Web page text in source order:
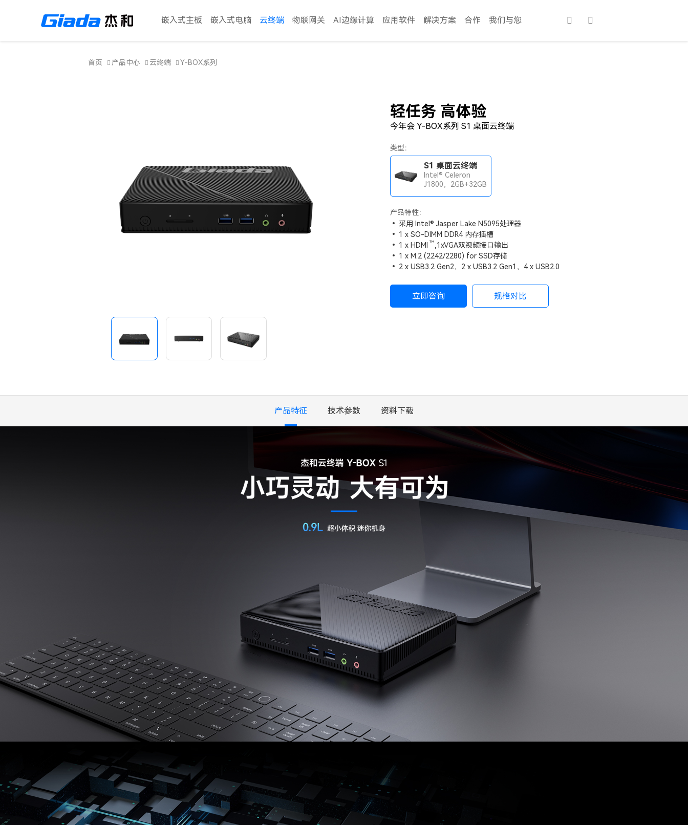
嵌入式主板 嵌入式电脑 云终端 物联网关 AI边缘计算 应用软件 解决方案 合作 我们与您
首页 产品中心 云终端 Y-BOX系列
轻任务 高体验
今年会 Y-BOX系列 S1 桌面云终端
类型：
S1 桌面云终端
Intel® Celeron
J1800，2GB+32GB
产品特性：
采用 Intel® Jasper Lake N5095处理器
1 x SO-DIMM DDR4 内存插槽
1 x HDMI ™,1xVGA双视频接口输出
1 x M.2 (2242/2280) for SSD存储
2 x USB3.2 Gen2，2 x USB3.2 Gen1，4 x USB2.0
立即咨询 规格对比
产品特征 技术参数 资料下载